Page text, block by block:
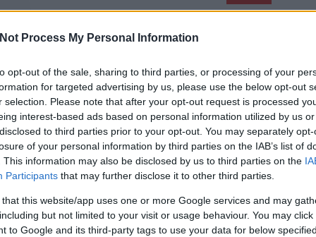
Process My Personal Information
opt-out of the sale, sharing to third parties, or processing of your
for targeted advertising by us, please use the below opt-out
selection. Please note that after your opt-out request is processed
interest-based ads based on personal information utilized by us
to third parties prior to your opt-out. You may separately
of your personal information by third parties on the IAB’s list of
This information may also be disclosed by us to third parties on the
Participants that may further disclose it to other third parties.
that this website/app uses one or more Google services and may
but not limited to your visit or usage behaviour. You may
to Google and its third-party tags to use your data for below
– PRIEGER ZSOLT
AZ ANIMA 30 ÉVES
a végéig eljátssza idén jubiláló, Shalom című lemezét, a hazai
első mérföldkövét az Anima Sound System az A38 Hajón,
első énekesnője is ott lesz velük. A koncert előtt Prieger